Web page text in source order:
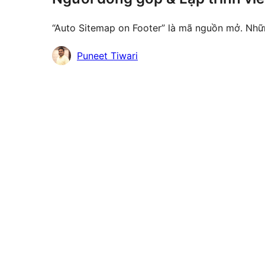
“Auto Sitemap on Footer” là mã nguồn mở.
NhữngPuneet Tiwari